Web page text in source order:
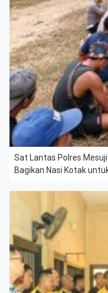
Sat Lantas Polres
Bagikan Nasi Kotak